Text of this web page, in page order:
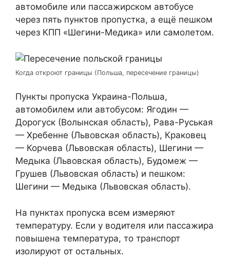
автомобиле или пассажирском автобусе
через пять пунктов пропустка, а ещё пешком
через КПП «Шегини-Медика» или самолетом.
Когда откроют границы (Польша, пересечение границы)
Пункты пропуска Украина-Польша,
автомобилем или автобусом: Ягодин —
Дорогуск (Волынская область), Рава-Руськая
— Хребенне (Львовская область), Краковец
— Корчева (Львовская область), Шегини —
Медыка (Львовская область), Будомеж —
Грушев (Львовская область) и пешком:
Шегини — Медыка (Львовская область).
На пунктах пропуска всем измеряют
температуру. Если у водителя или пассажира
повышена температура, то транспорт
изолируют от остальных.